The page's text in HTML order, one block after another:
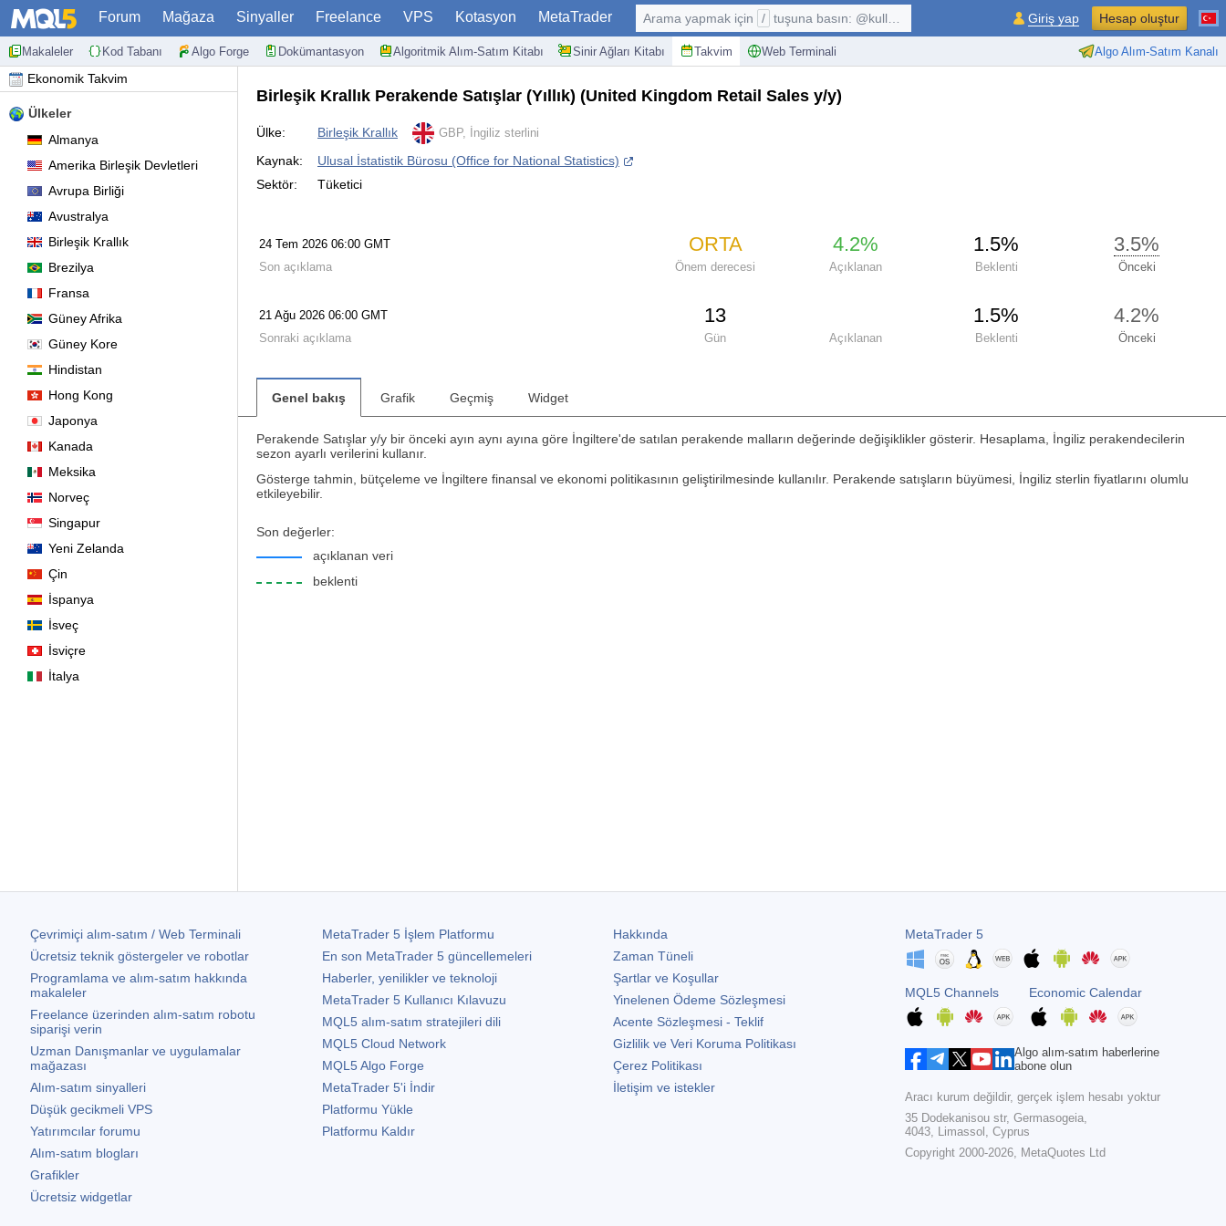
Forum Mağaza Sinyaller Freelance VPS Kotasyon MetaTrader
Makaleler Kod Tabanı Algo Forge Dokümantasyon Algoritmik Alım-Satım Kitabı Sinir Ağları Kitabı Takvim Web Terminali Algo Alım-Satım Kanalı
Arama yapmak için / tuşuna basın: @kullanıcı, $sembol, ... Giriş yap Hesap oluştur
Ekonomik Takvim
Ülkeler
Almanya
Amerika Birleşik Devletleri
Avrupa Birliği
Avustralya
Birleşik Krallık
Brezilya
Fransa
Güney Afrika
Güney Kore
Hindistan
Hong Kong
Japonya
Kanada
Meksika
Norveç
Singapur
Yeni Zelanda
Çin
İspanya
İsveç
İsviçre
İtalya
Birleşik Krallık Perakende Satışlar (Yıllık) (United Kingdom Retail Sales y/y)
Ülke: Birleşik Krallık GBP, İngiliz sterlini
Kaynak:
Ulusal İstatistik Bürosu (Office for National Statistics)
Sektör:
Tüketici
24 Tem 2026 06:00 GMT ORTA 4.2% 1.5% 3.5%
Son açıklama Önem derecesi Açıklanan Beklenti Önceki
21 Ağu 2026 06:00 GMT 13 1.5% 4.2%
Sonraki açıklama Gün Açıklanan Beklenti Önceki
Genel bakış Grafik Geçmiş Widget
Perakende Satışlar y/y bir önceki ayın aynı ayına göre İngiltere'de satılan perakende malların değerinde değişiklikler gösterir. Hesaplama, İngiliz perakendecilerin
sezon ayarlı verilerini kullanır.
Gösterge tahmin, bütçeleme ve İngiltere finansal ve ekonomi politikasının geliştirilmesinde kullanılır. Perakende satışların büyümesi, İngiliz sterlin fiyatlarını olumlu
etkileyebilir.
Son değerler:
açıklanan veri
beklenti
Çevrimiçi alım-satım / Web Terminali
Ücretsiz teknik göstergeler ve robotlar
Programlama ve alım-satım hakkında
makaleler
Freelance üzerinden alım-satım robotu
siparişi verin
Uzman Danışmanlar ve uygulamalar
mağazası
Alım-satım sinyalleri
Düşük gecikmeli VPS
Yatırımcılar forumu
Alım-satım blogları
Grafikler
Ücretsiz widgetlar
MetaTrader 5İşlem Platformu
En son MetaTrader 5güncellemeleri
Haberler, yenilikler ve teknoloji
MetaTrader 5Kullanıcı Kılavuzu
MQL5 alım-satım stratejileri dili
MQL5 Cloud Network
MQL5 Algo Forge
MetaTrader 5'i İndir
Platformu Yükle
Platformu Kaldır
Hakkında
Zaman Tüneli
Şartlar ve Koşullar
Yinelenen Ödeme Sözleşmesi
Acente Sözleşmesi - Teklif
Gizlilik ve Veri Koruma Politikası
Çerez Politikası
İletişim ve istekler
MetaTrader 5
MQL5 Channels Economic Calendar
Algo alım-satım haberlerine
abone olun
Aracı kurum değildir, gerçek işlem hesabı yoktur
35 Dodekanisou str, Germasogeia,
4043, Limassol, Cyprus
Copyright 2000-2026, MetaQuotes Ltd